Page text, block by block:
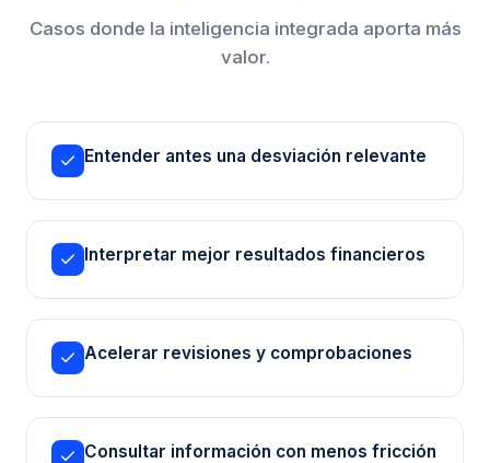
Casos donde la inteligencia integrada aporta más
valor.
Entender antes una desviación relevante
Interpretar mejor resultados financieros
Acelerar revisiones y comprobaciones
Consultar información con menos fricción